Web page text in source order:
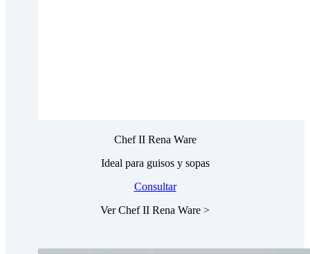
Chef II Rena Ware
Ideal para guisos y sopas
Consultar
Ver Chef II Rena Ware >